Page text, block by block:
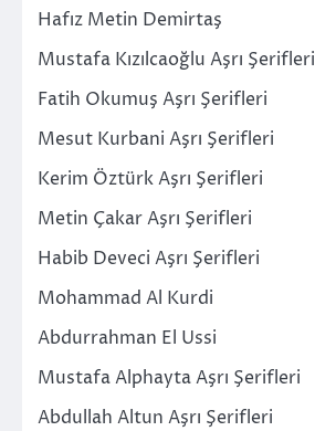
Hafız Metin Demirtaş
Mustafa Kızılcaoğlu Aşrı Şerifleri
Fatih Okumuş Aşrı Şerifleri
Mesut Kurbani Aşrı Şerifleri
Kerim Öztürk Aşrı Şerifleri
Metin Çakar Aşrı Şerifleri
Habib Deveci Aşrı Şerifleri
Mohammad Al Kurdi
Abdurrahman El Ussi
Mustafa Alphayta Aşrı Şerifleri
Abdullah Altun Aşrı Şerifleri